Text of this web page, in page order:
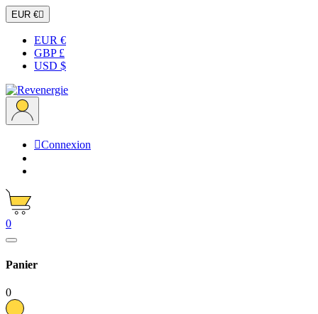
EUR €
EUR €
GBP £
USD $
Connexion
0
Panier
0